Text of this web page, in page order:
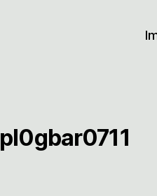
pl0gbar0711